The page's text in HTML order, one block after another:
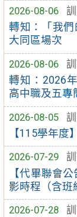
2026-08-06
轉知：「我
大同區場次
2026-08-06
轉知：2026
高中職及五專
2026-08-05
【115學年度
2026-07-29
【代畢聯會
影時程（含班
2026-07-28